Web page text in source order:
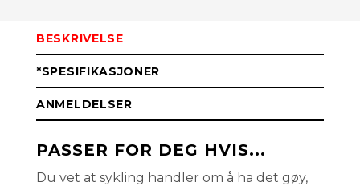
BESKRIVELSE
*SPESIFIKASJONER
ANMELDELSER
PASSER FOR DEG HVIS...
Du vet at sykling handler om å ha det gøy,